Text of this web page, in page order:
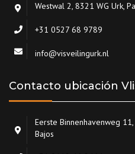
Westwal 2, 8321 WG Urk,
+31 0527 68 9789
info@visveilingurk.nl
Contacto ubicación
Eerste Binnenhavenweg
Bajos